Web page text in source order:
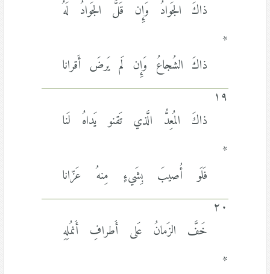
ذاكَ الجَوادُ وَإِن قَلَّ الجَوادُ لَهُ
*
ذاكَ الشُجاعُ وَإِن لَم يَرضَ أَقرانا
١٩
ذاكَ المُعِدُّ الَّذي تَقنو يَداهُ لَنا
*
فَلَو أُصيبَ بِشَيءٍ مِنهُ عَزّانا
٢٠
خَفَّ الزَمانُ عَلى أَطرافِ أَنمُلِهِ
*